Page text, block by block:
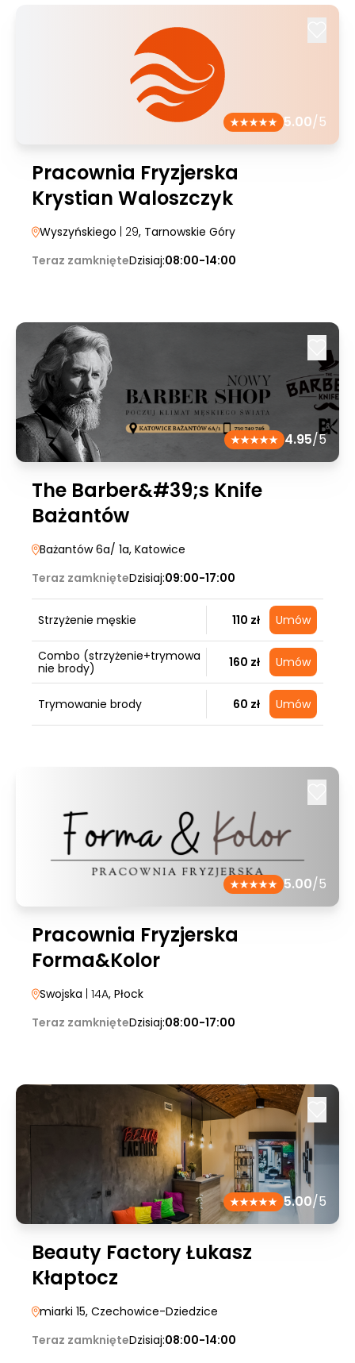
5.00/5
Pracownia Fryzjerska
Krystian Waloszczyk
Wyszyńskiego | 29, Tarnowskie Góry
Teraz zamknięteDzisiaj:08:00-14:00
4.95/5
The Barber&#39;s Knife
Bażantów
Bażantów 6a/ 1a, Katowice
Teraz zamknięteDzisiaj:09:00-17:00
Strzyżenie męskie 110 zł Umów
Combo (strzyżenie+trymowa
nie brody)
160 zł Umów
Trymowanie brody 60 zł Umów
5.00/5
Pracownia Fryzjerska
Forma&Kolor
Swojska | 14A, Płock
Teraz zamknięteDzisiaj:08:00-17:00
5.00/5
Beauty Factory Łukasz
Kłaptocz
miarki 15, Czechowice-Dziedzice
Teraz zamknięteDzisiaj:08:00-14:00